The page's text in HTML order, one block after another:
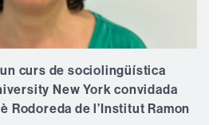
curs de sociolingüística
New York convidada
Rodoreda de l’Institut Ramon